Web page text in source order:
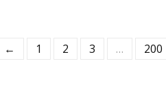
← 1 2 3 … 200